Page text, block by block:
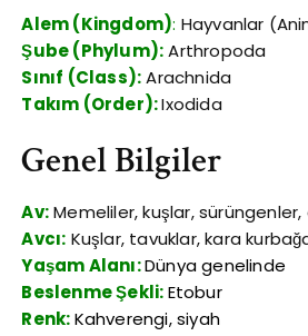
Alem (Kingdom): Hayvanlar
Şube (Phylum):Arthropoda
Sınıf (Class):Arachnida
Takım (Order):Ixodida
Genel Bilgiler
Av:Memeliler, kuşlar,
Avcı: Kuşlar, tavuklar, kara
Yaşam Alanı:Dünya genelinde
Beslenme Şekli:Etobur
Renk:Kahverengi, siyah